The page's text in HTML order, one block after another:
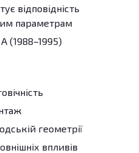
відповідність
параметрам
(1988–1995)
геометрії
впливів